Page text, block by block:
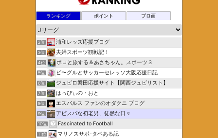
ランキング ポイント ブロ画
2位 浦和レッズ応援ブログ
3位 夫婦スポーツ観戦記！
4位 ポロと旅する＆あさちゃん。スポーツ３
5位 ビ〜グルとサッカーセレッソ大阪応援日記
6位 ジュビロ磐田応援サイト【関西ジュビリスト】
7位 はっぴぃの・おと
8位 エスパルス ファンのオダクニ ブログ
9位 アビスパな初老男、徒然な日々
10位 Fascinated to Football
11位 マリノスサポ-タベある記